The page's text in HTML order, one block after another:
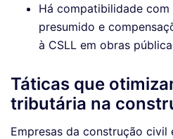
Há compatibilidade
presumido e
à CSLL em obras
Táticas que
tributária na
Empresas da construção civil